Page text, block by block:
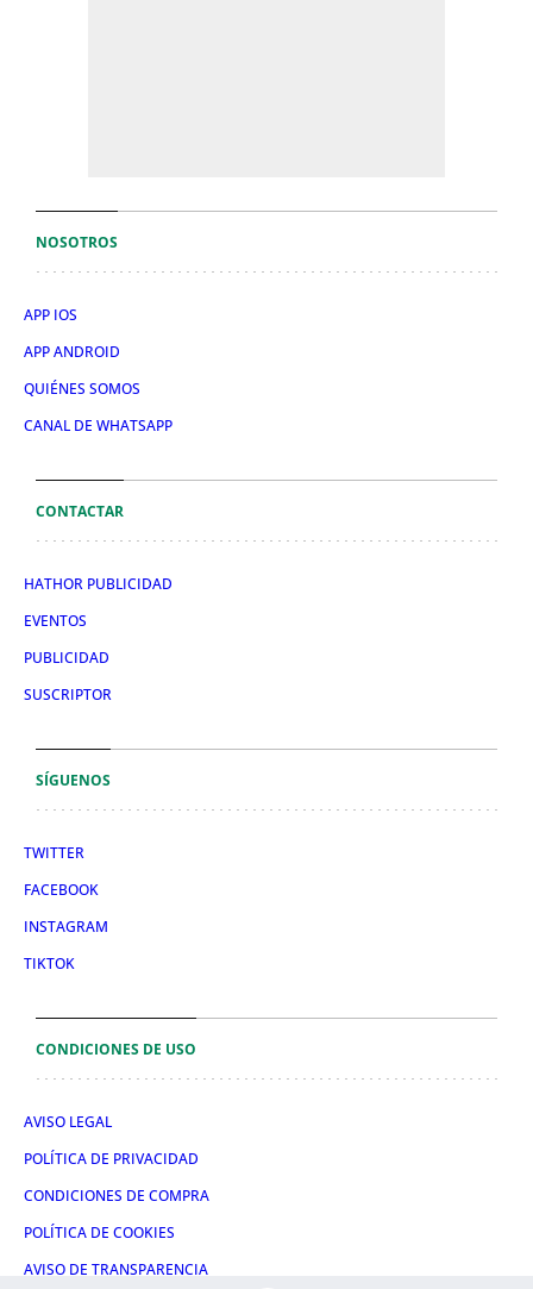
NOSOTROS
APP IOS
APP ANDROID
QUIÉNES SOMOS
CANAL DE WHATSAPP
CONTACTAR
HATHOR PUBLICIDAD
EVENTOS
PUBLICIDAD
SUSCRIPTOR
SÍGUENOS
TWITTER
FACEBOOK
INSTAGRAM
TIKTOK
CONDICIONES DE USO
AVISO LEGAL
POLÍTICA DE PRIVACIDAD
CONDICIONES DE COMPRA
POLÍTICA DE COOKIES
AVISO DE TRANSPARENCIA